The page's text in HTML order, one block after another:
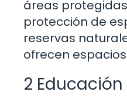
áreas
protección de
reservas
ofrecen
2